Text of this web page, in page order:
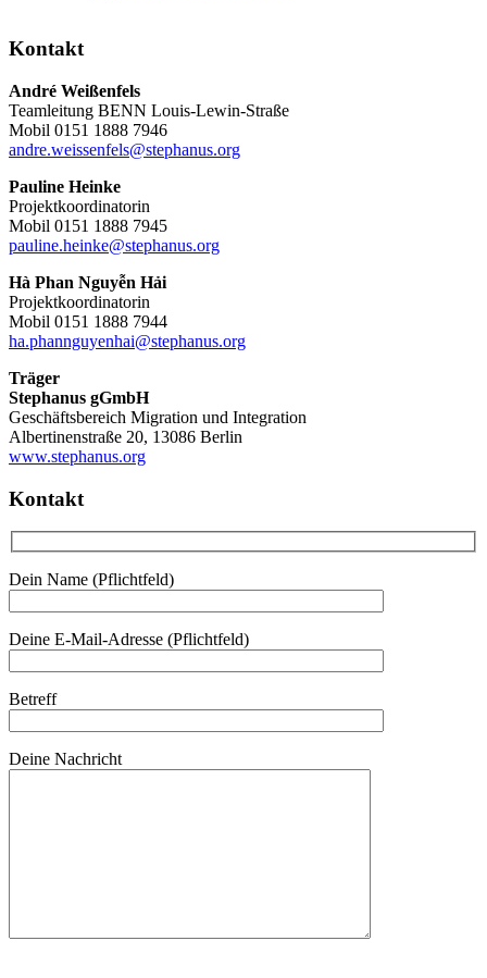
Kontakt
André Weißenfels
Teamleitung BENN Louis-Lewin-Straße
Mobil 0151 1888 7946
andre.weissenfels@stephanus.org
Pauline Heinke
Projektkoordinatorin
Mobil 0151 1888 7945
pauline.heinke@stephanus.org
Hà Phan Nguyễn Hải
Projektkoordinatorin
Mobil 0151 1888 7944
ha.phannguyenhai@stephanus.org
Träger
Stephanus gGmbH
Geschäftsbereich Migration und Integration
Albertinenstraße 20, 13086 Berlin
www.stephanus.org
Kontakt
Dein Name (Pflichtfeld)
Deine E-Mail-Adresse (Pflichtfeld)
Betreff
Deine Nachricht